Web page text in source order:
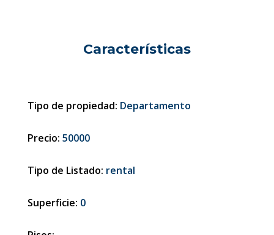
Características
Tipo de propiedad: Departamento
Precio: 50000
Tipo de Listado: rental
Superficie: 0